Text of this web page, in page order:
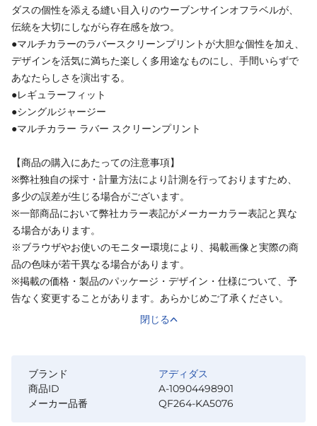
ダスの個性を添える縫い目入りのウーブンサインオフラベルが、
伝統を大切にしながら存在感を放つ。
●マルチカラーのラバースクリーンプリントが大胆な個性を加え、
デザインを活気に満ちた楽しく多用途なものにし、手間いらずで
あなたらしさを演出する。
●レギュラーフィット
●シングルジャージー
●マルチカラー ラバー スクリーンプリント
【商品の購入にあたっての注意事項】
※弊社独自の採寸・計量方法により計測を行っておりますため、
多少の誤差が生じる場合がございます。
※一部商品において弊社カラー表記がメーカーカラー表記と異な
る場合があります。
※ブラウザやお使いのモニター環境により、掲載画像と実際の商
品の色味が若干異なる場合があります。
※掲載の価格・製品のパッケージ・デザイン・仕様について、予
告なく変更することがあります。あらかじめご了承ください。
閉じる
ブランド
アディダス
商品ID
A-10904498901
メーカー品番
QF264-KA5076